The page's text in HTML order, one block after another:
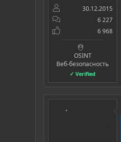
30.12.2015
6 227
6 968
OSINT
Веб-безопасность
✓ Verified